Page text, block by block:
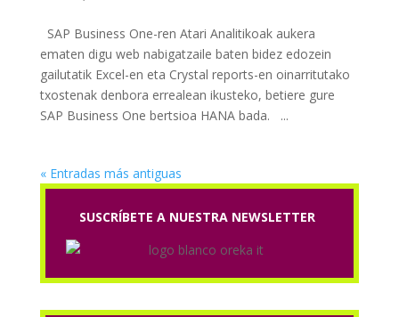
SAP Business One-ren Atari Analitikoak aukera
ematen digu web nabigatzaile baten bidez edozein
gailutatik Excel-en eta Crystal reports-en oinarritutako
txostenak denbora errealean ikusteko, betiere gure
SAP Business One bertsioa HANA bada. ...
« Entradas más antiguas
SUSCRÍBETE A NUESTRA NEWSLETTER